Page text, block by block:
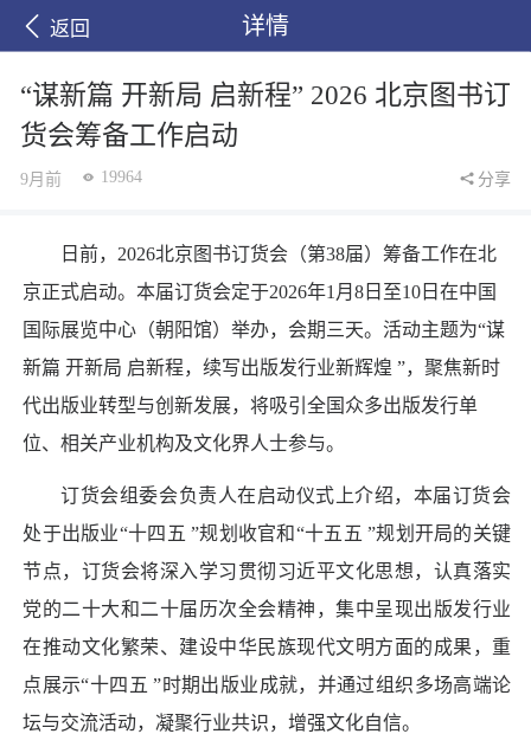
返回 详情
“谋新篇 开新局 启新程” 2026 北京图书订
货会筹备工作启动
9月前 19964 分享
日前，2026北京图书订货会（第38届）筹备工作在北
京正式启动。本届订货会定于2026年1月8日至10日在中国
国际展览中心（朝阳馆）举办，会期三天。活动主题为“谋
新篇 开新局 启新程，续写出版发行业新辉煌 ”，聚焦新时
代出版业转型与创新发展，将吸引全国众多出版发行单
位、相关产业机构及文化界人士参与。
订货会组委会负责人在启动仪式上介绍，本届订货会
处于出版业“十四五 ”规划收官和“十五五 ”规划开局的关键
节点，订货会将深入学习贯彻习近平文化思想，认真落实
党的二十大和二十届历次全会精神，集中呈现出版发行业
在推动文化繁荣、建设中华民族现代文明方面的成果，重
点展示“十四五 ”时期出版业成就，并通过组织多场高端论
坛与交流活动，凝聚行业共识，增强文化自信。